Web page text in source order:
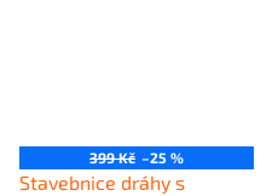
399 Kč –25 %
Stavebnice dráhy s